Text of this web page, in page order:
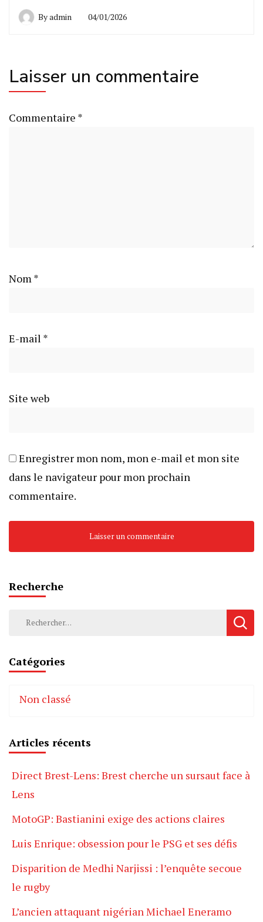
Byadmin 04/01/2026
Laisser un commentaire
Commentaire *
Nom *
E-mail *
Site web
Enregistrer mon nom, mon e-mail et mon site
dans le navigateur pour mon prochain
commentaire.
Recherche
Rechercher :
Catégories
Non classé
Articles récents
Direct Brest-Lens: Brest cherche un sursaut face à
Lens
MotoGP: Bastianini exige des actions claires
Luis Enrique: obsession pour le PSG et ses défis
Disparition de Medhi Narjissi : l’enquête secoue
le rugby
L’ancien attaquant nigérian Michael Eneramo